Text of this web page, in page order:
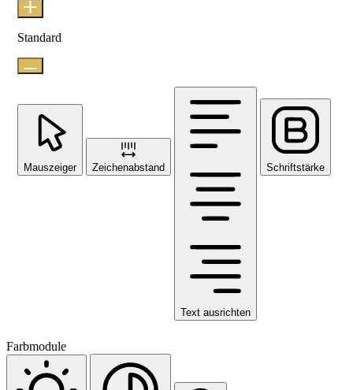
Standard
Mauszeiger Zeichenabstand
Text ausrichten
Schriftstärke
Farbmodule